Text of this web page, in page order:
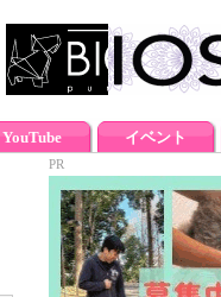
YouTube イベント
PR